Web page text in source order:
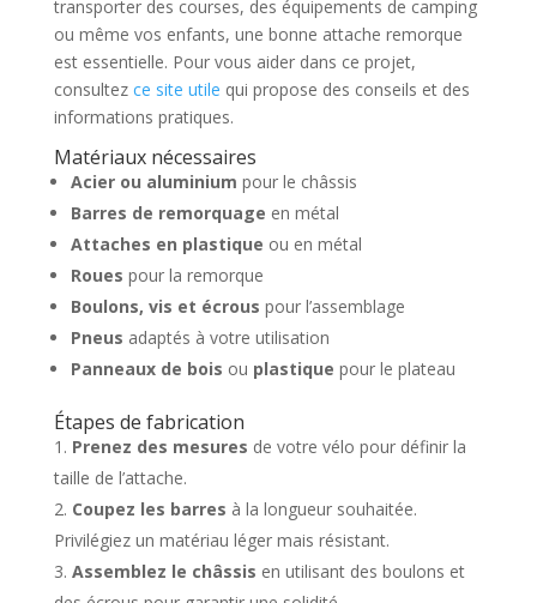
transporter des courses, des équipements de camping
ou même vos enfants, une bonne attache remorque
est essentielle. Pour vous aider dans ce projet,
consultez ce site utile qui propose des conseils et des
informations pratiques.
Matériaux nécessaires
Acier ou aluminium pour le châssis
Barres de remorquage en métal
Attaches en plastique ou en métal
Roues pour la remorque
Boulons, vis et écrous pour l’assemblage
Pneus adaptés à votre utilisation
Panneaux de bois ou plastique pour le plateau
Étapes de fabrication
Prenez des mesures de votre vélo pour définir la
taille de l’attache.
Coupez les barres à la longueur souhaitée.
Privilégiez un matériau léger mais résistant.
Assemblez le châssis en utilisant des boulons et